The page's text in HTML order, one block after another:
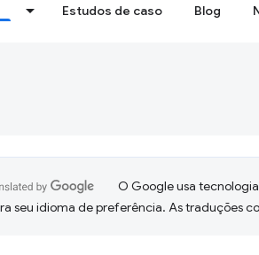
Estudos de caso Blog
O Google usa
seu idioma de preferência. As traduções